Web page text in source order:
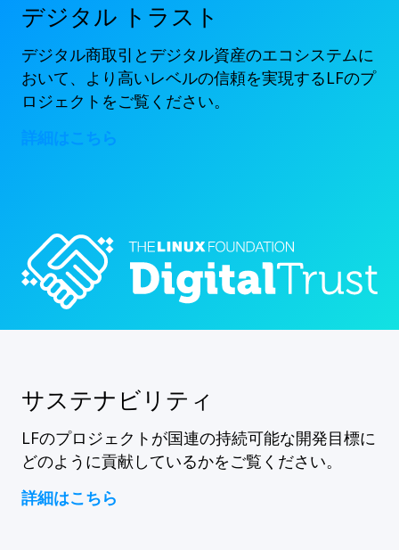
デジタル トラスト
デジタル商取引とデジタル資産のエコシステムに
おいて、より高いレベルの信頼を実現するLFのプ
ロジェクトをご覧ください。
詳細はこちら
サステナビリティ
LFのプロジェクトが国連の持続可能な開発目標に
どのように貢献しているかをご覧ください。
詳細はこちら